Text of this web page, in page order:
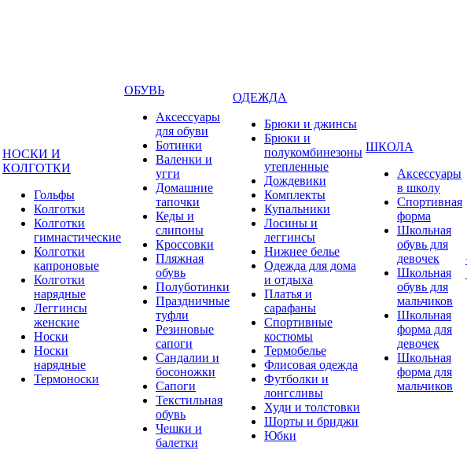
НОСКИ И
КОЛГОТКИ
Гольфы
Колготки
Колготки
гимнастические
Колготки
капроновые
Колготки
нарядные
Леггинсы
женские
Носки
Носки
нарядные
Термоноски
ОБУВЬ
Аксессуары
для обуви
Ботинки
Валенки и
угги
Домашние
тапочки
Кеды и
слипоны
Кроссовки
Пляжная
обувь
Полуботинки
Праздничные
туфли
Резиновые
сапоги
Сандалии и
босоножки
Сапоги
Текстильная
обувь
Чешки и
балетки
ОДЕЖДА
Брюки и джинсы
Брюки и
полукомбинезоны
утепленные
Дождевики
Комплекты
Купальники
Лосины и
леггинсы
Нижнее белье
Одежда для дома
и отдыха
Платья и
сарафаны
Спортивные
костюмы
Термобелье
Флисовая одежда
Футболки и
лонгсливы
Худи и толстовки
Шорты и бриджи
Юбки
ШКОЛА
Аксессуары
в школу
Спортивная
форма
Школьная
обувь для
девочек
Школьная
обувь для
мальчиков
Школьная
форма для
девочек
Школьная
форма для
мальчиков